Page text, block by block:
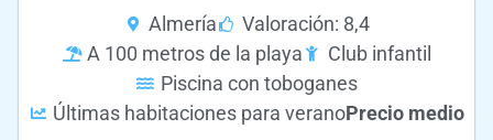
Almería
Valoración: 8,4
A 100 metros de la playa
Club infantil
Piscina con toboganes
Últimas habitaciones para veranoPrecio medio